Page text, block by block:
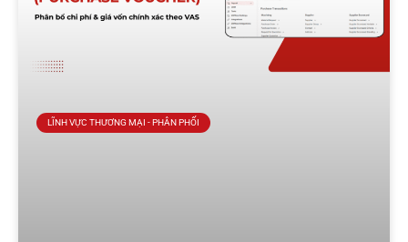
LĨNH VỰC THƯƠNG MẠI - PHÂN PHỐI